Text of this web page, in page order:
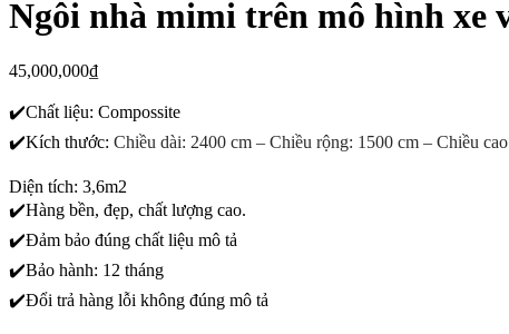
Ngôi nhà mimi trên mô hình xe
45,000,000₫
✔️Chất liệu: Compossite
✔️Kích thước: Chiều dài: 2400 cm – Chiều rộng: 1500 cm – Chiều
Diện tích: 3,6m2
✔️Hàng bền, đẹp, chất lượng cao.
✔️Đảm bảo đúng chất liệu mô tả
✔️Bảo hành: 12 tháng
✔️Đổi trả hàng lỗi không đúng mô tả